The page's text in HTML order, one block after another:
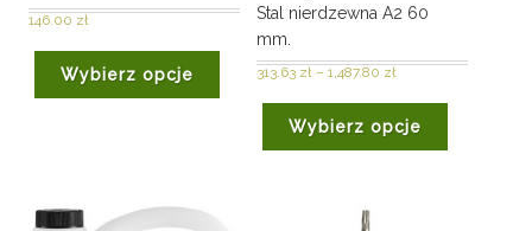
146.00 zł
Wybierz opcje
Stal nierdzewna A2 60
mm.
313.63 zł –1,487.80 zł
Wybierz opcje